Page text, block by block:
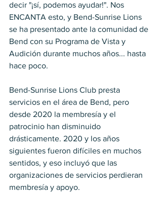
decir "¡sí, podemos ayudar!". Nos
ENCANTA esto, y Bend-Sunrise Lions
se ha presentado ante la comunidad de
Bend con su Programa de Vista y
Audición durante muchos años... hasta
hace poco.
Bend-Sunrise Lions Club presta
servicios en el área de Bend, pero
desde 2020 la membresía y el
patrocinio han disminuido
drásticamente. 2020 y los años
siguientes fueron difíciles en muchos
sentidos, y eso incluyó que las
organizaciones de servicios perdieran
membresía y apoyo.